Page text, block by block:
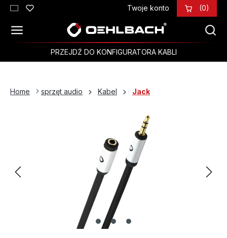
Przejdź do głównej zawartości Twoje konto (0)
PRZEJDŹ DO KONFIGURATORA KABLI
Home sprzęt audio Kabel Jack